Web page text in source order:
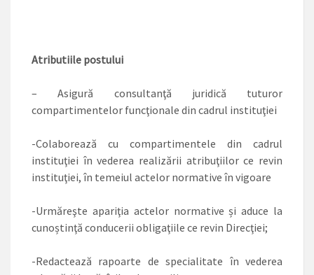
Atributiile postului
– Asigură consultanţă juridică tuturor
compartimentelor funcţionale din cadrul instituţiei
-Colaborează cu compartimentele din cadrul
instituţiei în vederea realizării atribuţiilor ce revin
instituţiei, în temeiul actelor normative în vigoare
-Urmăreşte apariţia actelor normative și aduce la
cunoștinţă conducerii obligaţiile ce revin Direcţiei;
-Redactează rapoarte de specialitate în vederea